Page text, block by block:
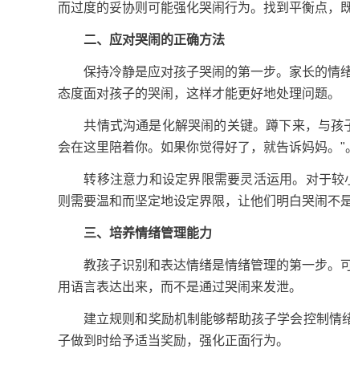
而过度的妥协则可能强化哭闹行为。找到平衡点，
二、应对哭闹的正确方法
保持冷静是应对孩子哭闹的第一步。家长的情
态度面对孩子的哭闹，这样才能更好地处理问题。
共情式沟通是化解哭闹的关键。蹲下来，与孩
会在这里陪着你。如果你觉得好了，就告诉妈妈。
转移注意力和设定界限需要灵活运用。对于较
则需要温和而坚定地设定界限，让他们明白哭闹不
三、培养情绪管理能力
教孩子识别和表达情绪是情绪管理的第一步。
用语言表达出来，而不是通过哭闹来发泄。
建立规则和奖励机制能够帮助孩子学会控制情
子做到时给予适当奖励，强化正面行为。